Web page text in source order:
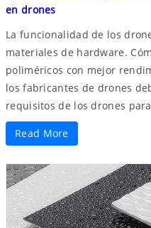
en drones
La funcionalidad de los
materiales de hardware.
poliméricos con mejor
los fabricantes de drones
requisitos de los drones
Read More